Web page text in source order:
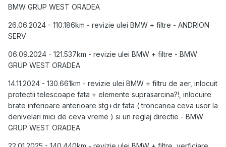
BMW GRUP WEST ORADEA
26.06.2024 - 110.186km - revizie ulei BMW + filtre - ANDRION
SERV
06.09.2024 - 121.537km - revizie ulei BMW + filtre - BMW
GRUP WEST ORADEA
14.11.2024 - 130.661km - revizie ulei BMW + filtru de aer, inlocuit
protectii telescoape fata + elemente suprasarcina?!, inlocuire
brate inferioare anterioare stg+dr fata ( troncanea ceva usor la
denivelari mici de ceva vreme ) si un reglaj directie - BMW
GRUP WEST ORADEA